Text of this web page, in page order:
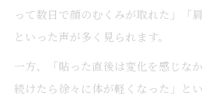
って数日で顔のむくみが取れた」「
といった声が多く見られます。
一方、「貼った直後は変化を感じな
続けたら徐々に体が軽くなった」と